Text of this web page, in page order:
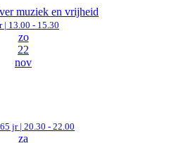
muziek en vrijheid
| 13.00 - 15.30
zo
22
nov
jr | 20.30 - 22.00
za